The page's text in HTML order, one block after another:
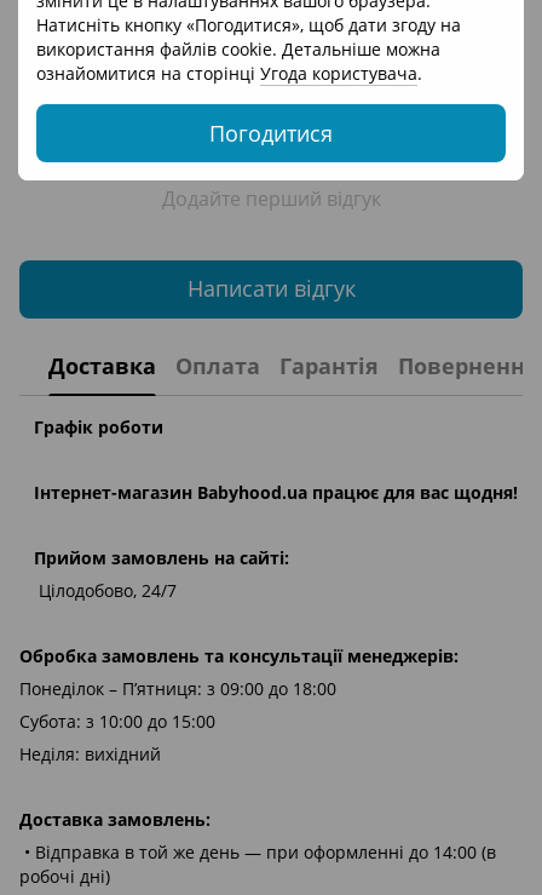
Натисніть кнопку «Погодитися», щоб дати згоду на
використання файлів cookie. Детальніше можна
ознайомитися на сторінці Угода користувача.
Погодитися
Відгуки
Додайте перший відгук
Написати відгук
Доставка Оплата Гарантія Повернення
Графік роботи
Інтернет-магазин Babyhood.ua працює для вас щодня!
Прийом замовлень на сайті:
Цілодобово, 24/7
Обробка замовлень та консультації менеджерів:
Понеділок – П’ятниця: з 09:00 до 18:00
Субота: з 10:00 до 15:00
Неділя: вихідний
Доставка замовлень:
• Відправка в той же день — при оформленні до 14:00 (в
робочі дні)